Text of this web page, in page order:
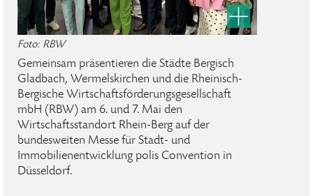
Foto: RBW
Gemeinsam präsentieren die Städte Bergisch
Gladbach, Wermelskirchen und die Rheinisch-
Bergische Wirtschaftsförderungsgesellschaft
mbH (RBW) am 6. und 7. Mai den
Wirtschaftsstandort Rhein-Berg auf der
bundesweiten Messe für Stadt- und
Immobilienentwicklung polis Convention in
Düsseldorf.